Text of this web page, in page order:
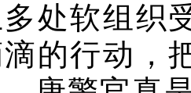
处软组织
的行动，